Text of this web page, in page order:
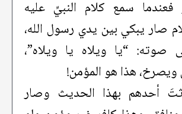
فعندما سمع كلام النبيِّ عليه
صار يبكي بين يدي رسول الله،
صوته: “يا ويلاه يا ويلاه”،
هذا هو المؤمن!
أحدهم بهذا الحديث وصار